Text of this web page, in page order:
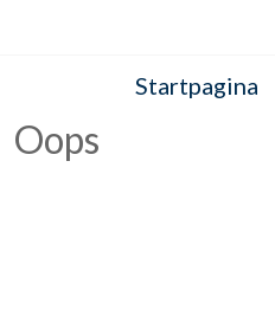
Startpagina
Oops